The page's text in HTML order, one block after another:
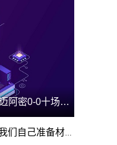
美职联-梅西首次无进球无助攻 迈阿密0-0十场不败
，其中有:1病例原件